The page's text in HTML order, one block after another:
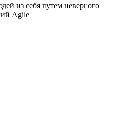
из себя путем неверного
Agile